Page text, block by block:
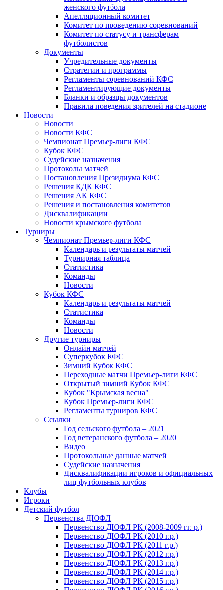
женского футбола
Апелляционный комитет
Комитет по проведению соревнований
Комитет по статусу и трансферам
футболистов
Документы
Учредительные документы
Стратегии и программы
Регламенты соревнований КФС
Регламентирующие документы
Бланки и образцы документов
Правила поведения зрителей на стадионе
Новости
Новости
Новости КФС
Чемпионат Премьер-лиги КФС
Кубок КФС
Судейские назначения
Протоколы матчей
Постановления Президиума КФС
Решения КДК КФС
Решения АК КФС
Решения и постановления комитетов
Дисквалификации
Новости крымского футбола
Турниры
Чемпионат Премьер-лиги КФС
Календарь и результаты матчей
Турнирная таблица
Статистика
Команды
Новости
Кубок КФС
Календарь и результаты матчей
Статистика
Команды
Новости
Другие турниры
Онлайн матчей
Суперкубок КФС
Зимний Кубок КФС
Переходные матчи Премьер-лиги КФС
Открытый зимний Кубок КФС
Кубок "Крымская весна"
Кубок Премьер-лиги КФС
Регламенты турниров КФС
Ссылки
Год сельского футбола – 2021
Год ветеранского футбола – 2020
Видео
Протокольные данные матчей
Судейские назначения
Дисквалификации игроков и официальных
лиц футбольных клубов
Клубы
Игроки
Детский футбол
Первенства ДЮФЛ
Первенство ДЮФЛ РК (2008-2009 гг. р.)
Первенство ДЮФЛ РК (2010 г.р.)
Первенство ДЮФЛ РК (2011 г.р.)
Первенство ДЮФЛ РК (2012 г.р.)
Первенство ДЮФЛ РК (2013 г.р.)
Первенство ДЮФЛ РК (2014 г.р.)
Первенство ДЮФЛ РК (2015 г.р.)